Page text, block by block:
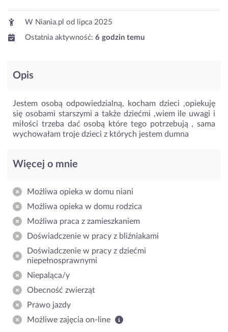
W Niania.pl od
lipca 2025
Ostatnia aktywność: 6 godzin temu
Opis
Jestem osobą odpowiedzialną, kocham dzieci ,opiekuję
się osobami starszymi a także dziećmi ,wiem ile uwagi i
miłości trzeba dać osobą które tego potrzebują , sama
wychowałam troje dzieci z których jestem dumna
Więcej o mnie
Możliwa opieka w domu niani
Możliwa opieka w domu rodzica
Możliwa praca z zamieszkaniem
Doświadczenie w pracy z bliźniakami
Doświadczenie w pracy z dziećmi
niepełnosprawnymi
Niepaląca/y
Obecność zwierząt
Prawo jazdy
Możliwe zajęcia on-line